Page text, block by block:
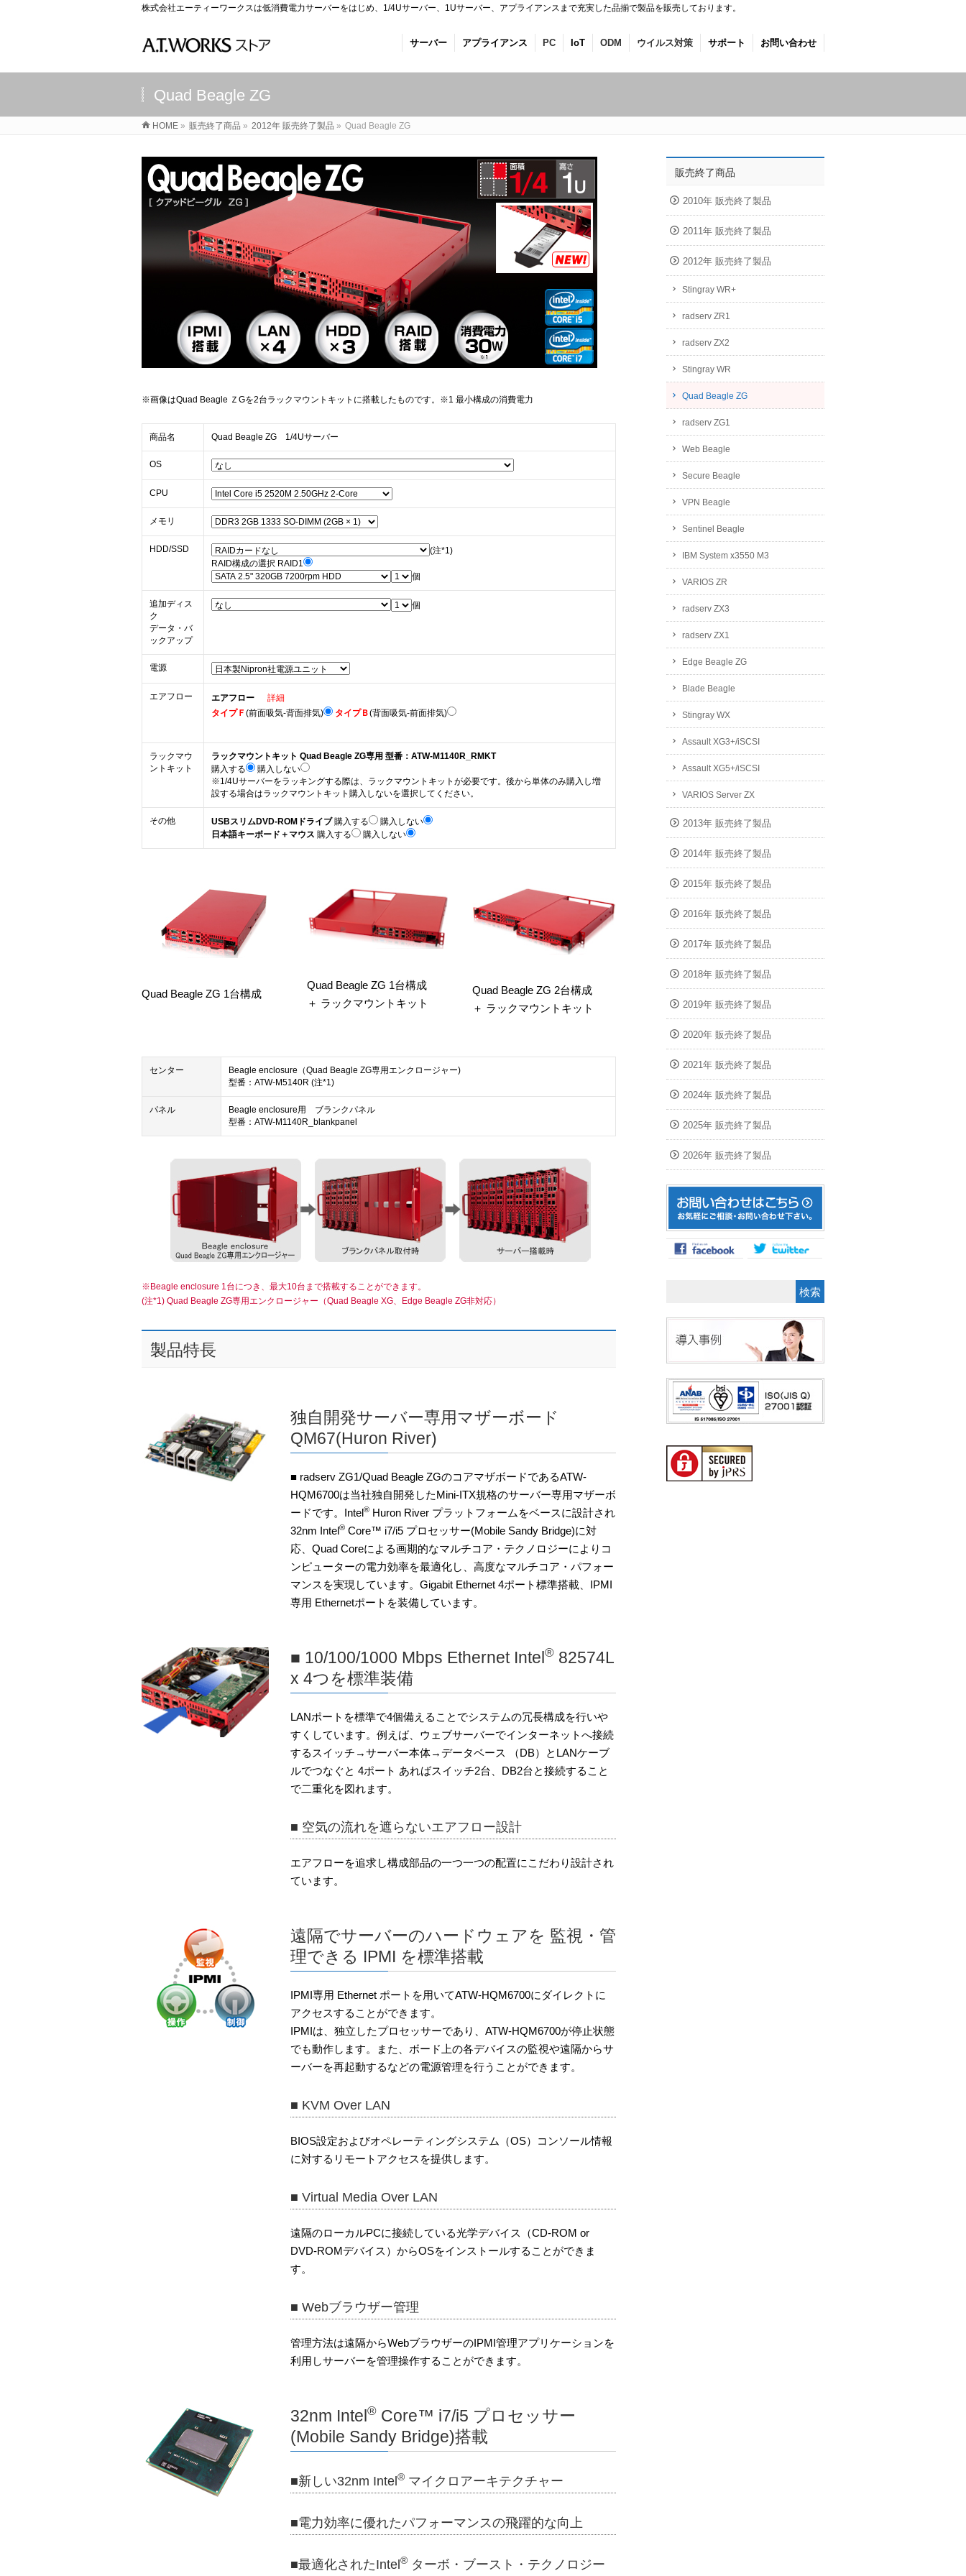
株式会社エーティーワークスは低消費電力サーバーをはじめ、1/4Uサーバー、1Uサーバー、アプライアンスまで充実した品揃で製品を販売しております。
サーバー アプライアンス PC IoT ODM ウイルス対策 サポート お問い合わせ
Quad Beagle ZG
HOME » 販売終了商品 » 2012年 販売終了製品 » Quad Beagle ZG
※画像はQuad Beagle ＺGを2台ラックマウントキットに搭載したものです。※1 最小構成の消費電力
商品名 Quad Beagle ZG 1/4Uサーバー
OS
CPU
メモリ
HDD/SSD
(注*1)
RAID構成の選択 RAID1
個
追加ディス
ク
データ・バ
ックアップ
個
電源
エアフロー エアフロー
詳細
タイプＦ (前面吸気-背面排気) タイプＢ(背面吸気-前面排気)
ラックマウ
ントキット
ラックマウントキット Quad Beagle ZG専用 型番：ATW-M1140R_RMKT
購入する
購入しない
※1/4Uサーバーをラッキングする際は、ラックマウントキットが必要です。後から単体のみ購入し増
設する場合はラックマウントキット購入しないを選択してください。
その他 USBスリムDVD-ROMドライブ購入する
購入しない
日本語キーボード＋マウス 購入する 購入しない
Quad Beagle ZG 1台構成
Quad Beagle ZG 1台構成
＋ ラックマウントキット
Quad Beagle ZG 2台構成
＋ ラックマウントキット
センター
Beagle enclosure（Quad Beagle ZG専用エンクロージャー)
型番：ATW-M5140R (注*1)
パネル
Beagle enclosure用 ブランクパネル
型番：ATW-M1140R_blankpanel
※Beagle enclosure 1台につき、最大10台まで搭載することができます。
(注*1) Quad Beagle ZG専用エンクロージャー（Quad Beagle XG、Edge Beagle ZG非対応）
製品特長
独自開発サーバー専用マザーボード
QM67(Huron River)
■ radserv ZG1/Quad Beagle ZGのコアマザボードであるATW-
HQM6700は当社独自開発したMini-ITX規格のサーバー専用マザーボ
ードです。Intel® Huron River プラットフォームをベースに設計され
32nm Intel® Core™ i7/i5 プロセッサー(Mobile Sandy Bridge)に対
応、Quad Coreによる画期的なマルチコア・テクノロジーによりコ
ンピューターの電力効率を最適化し、高度なマルチコア・パフォー
マンスを実現しています。Gigabit Ethernet 4ポート標準搭載、IPMI
専用 Ethernetポートを装備しています。
■ 10/100/1000 Mbps Ethernet Intel ® 82574L
x 4つを標準装備
LANポートを標準で4個備えることでシステムの冗長構成を行いや
すくしています。例えば、ウェブサーバーでインターネットへ接続
するスイッチ→サーバー本体→データベース （DB）とLANケーブ
ルでつなぐと 4ポート あればスイッチ2台、DB2台と接続すること
で二重化を図れます。
■ 空気の流れを遮らないエアフロー設計
エアフローを追求し構成部品の一つ一つの配置にこだわり設計され
ています。
遠隔でサーバーのハードウェアを 監視・管
理できる IPMI を標準搭載
IPMI専用 Ethernet ポートを用いてATW-HQM6700にダイレクトに
アクセスすることができます。
IPMIは、独立したプロセッサーであり、ATW-HQM6700が停止状態
でも動作します。また、ボード上の各デバイスの監視や遠隔からサ
ーバーを再起動するなどの電源管理を行うことができます。
■ KVM Over LAN
BIOS設定およびオペレーティングシステム（OS）コンソール情報
に対するリモートアクセスを提供します。
■ Virtual Media Over LAN
遠隔のローカルPCに接続している光学デバイス（CD-ROM or
DVD-ROMデバイス）からOSをインストールすることができま
す。
■ Webブラウザー管理
管理方法は遠隔からWebブラウザーのIPMI管理アプリケーションを
利用しサーバーを管理操作することができます。
32nm Intel ® Core™ i7/i5 プロセッサー
(Mobile Sandy Bridge)搭載
■新しい32nm Intel® マイクロアーキテクチャー
■電力効率に優れたパフォーマンスの飛躍的な向上
■最適化されたIntel® ターボ・ブースト・テクノロジー
販売終了商品
2010年 販売終了製品
2011年 販売終了製品
2012年 販売終了製品
Stingray WR+
radserv ZR1
radserv ZX2
Stingray WR
Quad Beagle ZG
radserv ZG1
Web Beagle
Secure Beagle
VPN Beagle
Sentinel Beagle
IBM System x3550 M3
VARIOS ZR
radserv ZX3
radserv ZX1
Edge Beagle ZG
Blade Beagle
Stingray WX
Assault XG3+/iSCSI
Assault XG5+/iSCSI
VARIOS Server ZX
2013年 販売終了製品
2014年 販売終了製品
2015年 販売終了製品
2016年 販売終了製品
2017年 販売終了製品
2018年 販売終了製品
2019年 販売終了製品
2020年 販売終了製品
2021年 販売終了製品
2024年 販売終了製品
2025年 販売終了製品
2026年 販売終了製品